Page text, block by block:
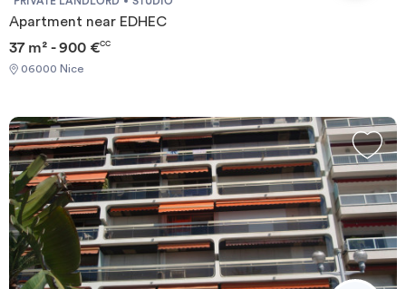
Apartment near EDHEC
37 m² - 900 €CC
06000 Nice